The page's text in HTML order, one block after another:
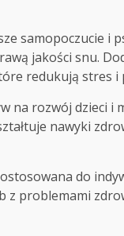
samopoczucie i
jakości snu.
redukują stres i
rozwój dzieci i
nawyki
do
z problemami